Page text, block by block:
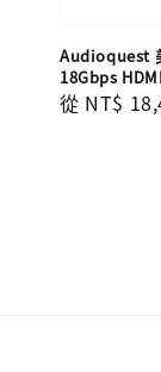
Audioquest
18Gbps
Regular
從 NT$